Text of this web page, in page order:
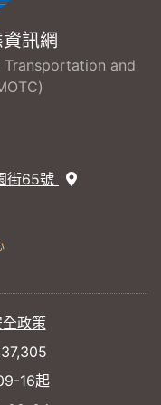
訊網
and
街65號
政策
16起